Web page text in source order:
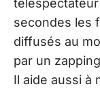
secondes les
diffusés au
par un
Il aide aussi à